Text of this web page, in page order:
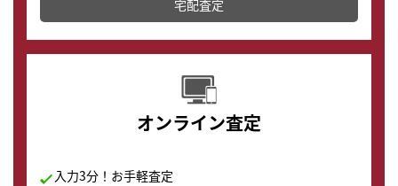
配送でも簡単&安全に査定・買取に出すことが可能で
す。
宅配査定
オンライン査定
入力3分！お手軽査定